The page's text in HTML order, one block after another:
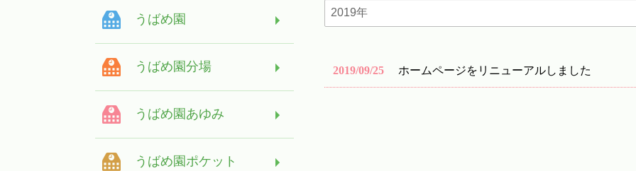
うばめ園
うばめ園分場
うばめ園あゆみ
うばめ園ポケット
2019/09/25 ホームページをリニューアルしました